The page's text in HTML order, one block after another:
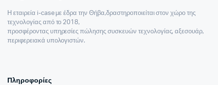
Η εταιρεία i-case με έδρα την Θήβα,δραστηροποιείται στον χώρο της
τεχνολογίας από το 2018,
προσφέροντας υπηρεσίες πώλησης συσκευών τεχνολογίας, αξεσουάρ,
περιφερειακά υπολογιστών.
Πληροφορίες